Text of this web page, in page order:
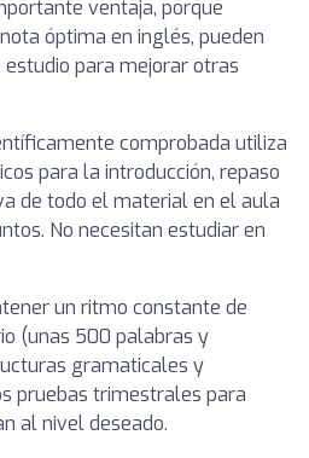
ventaja, porque
óptima en inglés, pueden
para mejorar otras
comprobada utiliza
para la introducción, repaso
de todo el material en el aula
No necesitan estudiar en
un ritmo constante de
(unas 500 palabras y
gramaticales y
pruebas trimestrales para
al nivel deseado.